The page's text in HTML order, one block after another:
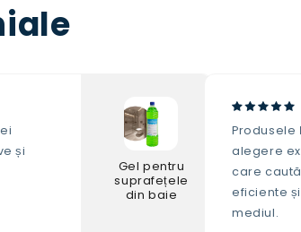
și
Gel pentru
suprafețele
din baie
Produsele
alegere
care
eficiente
mediul.